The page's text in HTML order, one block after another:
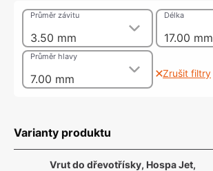
3.50 mm
Průměr závitu
17.00 mm
Délka
7.00 mm
Průměr hlavy
Zrušit filtry
Varianty produktu
Vrut do dřevotřísky, Hospa Jet,